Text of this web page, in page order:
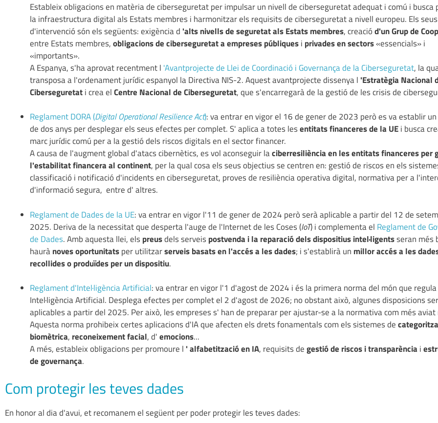
Estableix obligacions en matèria de ciberseguretat per impulsar un nivell de ciberseguretat adequat i comú i busca
la infraestructura digital als Estats membres i harmonitzar els requisits de ciberseguretat a nivell europeu. Els
d'intervenció són els següents: exigència d 'alts nivells de seguretat als Estats membres, creaciód'un Grup de
entre Estats membres,obligacions de ciberseguretat a empreses públiquesi privades en sectors«essencials» i
«importants».
A Espanya, s'ha aprovat recentment l 'Avantprojecte de Llei de Coordinació i Governança de la Ciberseguretat, la
transposa a l'ordenament jurídic espanyol la Directiva NIS-2. Aquest avantprojecte dissenya l 'Estratègia Nacional
Ciberseguretati crea elCentre Nacional de Ciberseguretat, que s'encarregarà de la gestió de les crisis de
Reglament DORA (Digital Operational Resilience Act): va entrar en vigor el 16 de gener de 2023 però es va establir
de dos anys per desplegar els seus efectes per complet. S' aplica a totes lesentitats financeres de la UEi busca
marc jurídic comú per a la gestió dels riscos digitals en el sector financer.
A causa de l'augment global d'atacs cibernètics, es vol aconseguir laciberresiliència en les entitats financeres per
l'estabilitat financera al continent, per la qual cosa els seus objectius se centren en: gestió de riscos en els
classificació i notificació d'incidents en ciberseguretat, proves de resiliència operativa digital, normativa per a
d'informació segura, entre d' altres.
Reglament de Dades de la UE: va entrar en vigor l'11 de gener de 2024 però serà aplicable a partir del 12 de
2025. Deriva de la necessitat que desperta l'auge de l'Internet de les Coses (IoT) i complementa el Reglament de
de Dades. Amb aquesta llei, elspreusdels serveispostvenda i la reparació dels dispositius intel·ligentsseran més
haurànoves oportunitatsper utilitzarserveis basats en l'accés a les dades; i s'establirà un millor accés a les
recollides o produïdes per un dispositiu.
Reglament d'Intel·ligència Artificial: va entrar en vigor l'1 d'agost de 2024 i és la primera norma del món que
Intel·ligència Artificial. Desplega efectes per complet el 2 d'agost de 2026; no obstant això, algunes disposicions
aplicables a partir del 2025. Per això, les empreses s' han de preparar per ajustar-se a la normativa com més aviat
Aquesta norma prohibeix certes aplicacions d'IA que afecten els drets fonamentals com els sistemes de
biomètrica, reconeixement facial, d'emocions...
A més, estableix obligacions per promoure l ' alfabetització en IA, requisits degestió de riscos i transparència i
de governança.
Com protegir les teves dades
En honor al dia d'avui, et recomanem el següent per poder protegir les teves dades: